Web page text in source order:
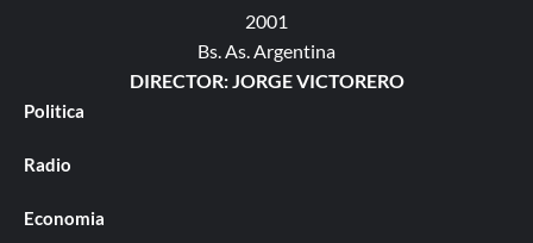
2001
Bs. As. Argentina
DIRECTOR: JORGE VICTORERO
Politica
Radio
Economia